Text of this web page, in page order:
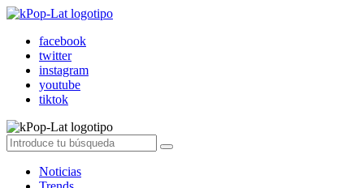
facebook
twitter
instagram
youtube
tiktok
Noticias